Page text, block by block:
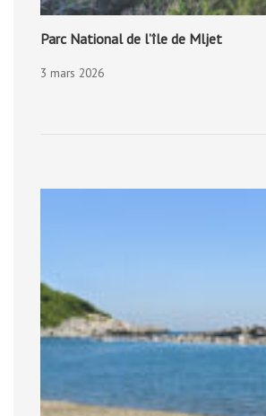
Parc National de l’île de Mljet
3 mars 2026